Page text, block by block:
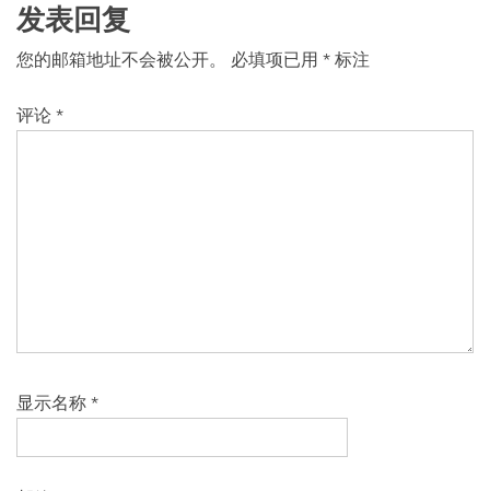
发表回复
您的邮箱地址不会被公开。 必填项已用 * 标注
评论 *
显示名称 *